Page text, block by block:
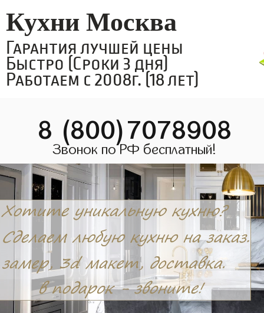
Кухни Москва
Гарантия лучшей цены
Быстро (Сроки 3 дня)
Работаем с 2008г. (18 лет)
8 (800)7078908
Звонок по РФ бесплатный!